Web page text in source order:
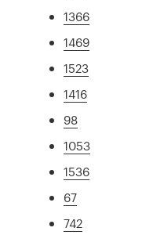
1366
1469
1523
1416
98
1053
1536
67
742